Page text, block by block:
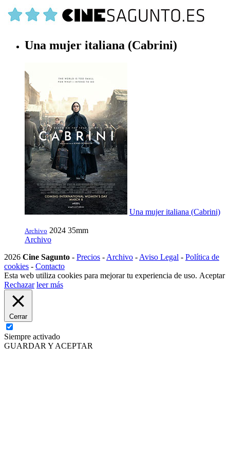
Una mujer italiana (Cabrini)
Una mujer italiana (Cabrini)
Archivo 2024 35mm
Archivo
2026 Cine Sagunto - Precios - Archivo - Aviso Legal - Política de
cookies - Contacto
Esta web utiliza cookies para mejorar tu experiencia de uso. Aceptar
Rechazar leer más
Cerrar
Siempre activado
GUARDAR Y ACEPTAR